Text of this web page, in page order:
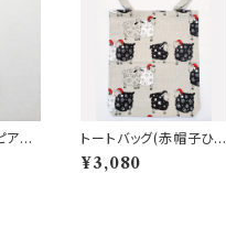
アス
トートバッグ(赤帽子ひつ
じ)
¥3,080